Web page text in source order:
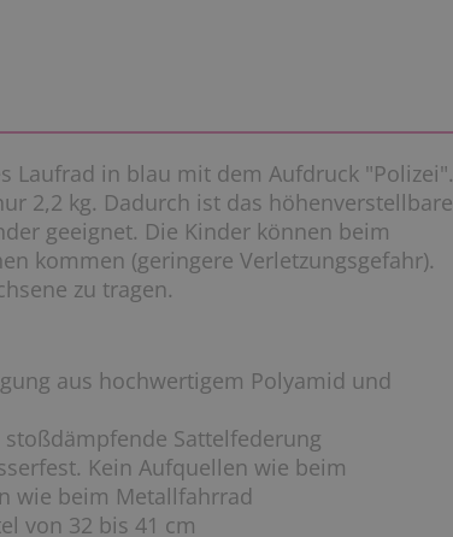
Laufrad in blau mit dem Aufdruck "Polizei".
2,2 kg. Dadurch ist das höhenverstellbare
geeignet. Die Kinder können beim
kommen (geringere Verletzungsgefahr).
zu tragen.
aus hochwertigem Polyamid und
Sattelfederung
Kein Aufquellen wie beim
wie beim Metallfahrrad
von 32 bis 41 cm